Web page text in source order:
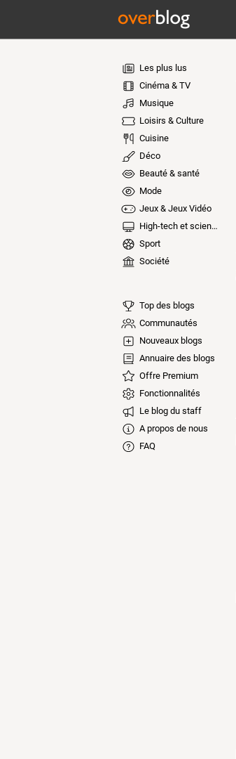
Les plus lus
Cinéma & TV
Musique
Loisirs & Culture
Cuisine
Déco
Beauté & santé
Mode
Jeux & Jeux Vidéo
High-tech et sciences
Sport
Société
Top des blogs
Communautés
Nouveaux blogs
Annuaire des blogs
Offre Premium
Fonctionnalités
Le blog du staff
A propos de nous
FAQ